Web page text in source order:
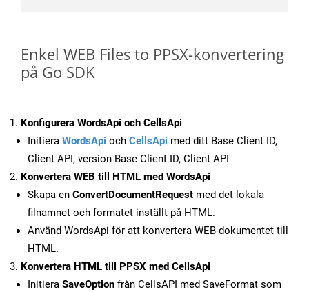
Enkel WEB Files to PPSX-konvertering
på Go SDK
Konfigurera WordsApi och CellsApi
Initiera WordsApi och CellsApi med ditt Base Client ID,
Client API, version Base Client ID, Client API
Konvertera WEB till HTML med WordsApi
Skapa en ConvertDocumentRequest med det lokala
filnamnet och formatet inställt på HTML.
Använd WordsApi för att konvertera WEB-dokumentet till
HTML.
Konvertera HTML till PPSX med CellsApi
Initiera SaveOption från CellsAPI med SaveFormat som